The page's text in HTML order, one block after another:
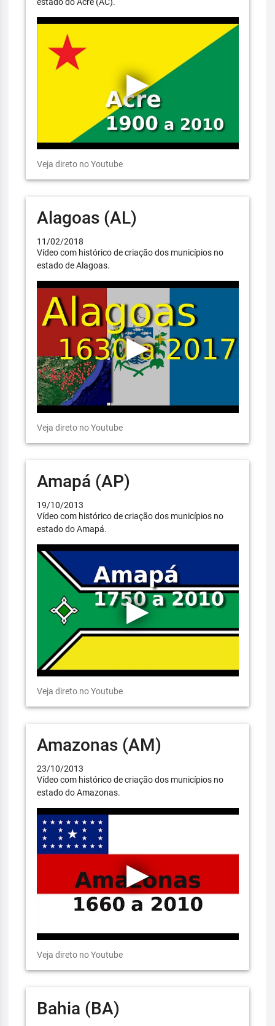
Veja direto no Youtube
Alagoas (AL)
11/02/2018
Vídeo com histórico de criação dos municípios no
estado de Alagoas.
Veja direto no Youtube
Amapá (AP)
19/10/2013
Vídeo com histórico de criação dos municípios no
estado do Amapá.
Veja direto no Youtube
Amazonas (AM)
23/10/2013
Vídeo com histórico de criação dos municípios no
estado do Amazonas.
Veja direto no Youtube
Bahia (BA)